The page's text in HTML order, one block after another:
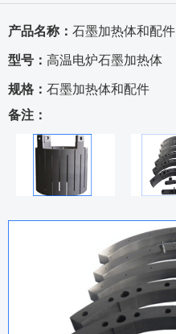
产品名称： 石墨加热体和配件
型号： 高温电炉石墨加热体
规格： 石墨加热体和配件
备注：